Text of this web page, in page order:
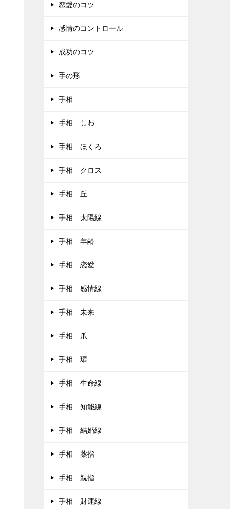
恋愛のコツ
感情のコントロール
成功のコツ
手の形
手相
手相 しわ
手相 ほくろ
手相 クロス
手相 丘
手相 太陽線
手相 年齢
手相 恋愛
手相 感情線
手相 未来
手相 爪
手相 環
手相 生命線
手相 知能線
手相 結婚線
手相 薬指
手相 親指
手相 財運線